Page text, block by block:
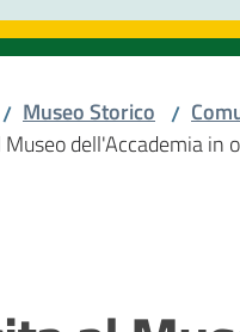
/ Museo Storico /
dell'Accademia in